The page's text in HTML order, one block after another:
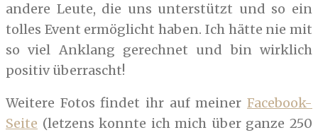
andere Leute, die uns unterstützt und so ein
tolles Event ermöglicht haben. Ich hätte nie mit
so viel Anklang gerechnet und bin wirklich
positiv überrascht!
Weitere Fotos findet ihr auf meiner Facebook-
Seite (letzens konnte ich mich über ganze 250